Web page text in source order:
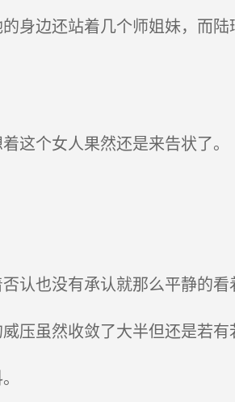
身边还站着几个师姐妹，而
这个女人果然还是来告状了。
也没有承认就那么平静的看
虽然收敛了大半但还是若有